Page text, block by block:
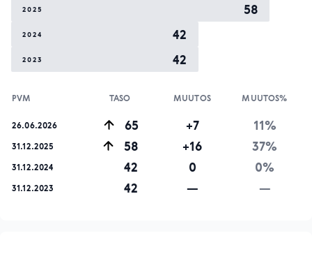
2025 58
2024 42
2023 42
PVM TASO MUUTOS MUUTOS%
26.06.2026 65 +7 11%
31.12.2025 58 +16 37%
31.12.2024 42 0 0%
31.12.2023 42 — —